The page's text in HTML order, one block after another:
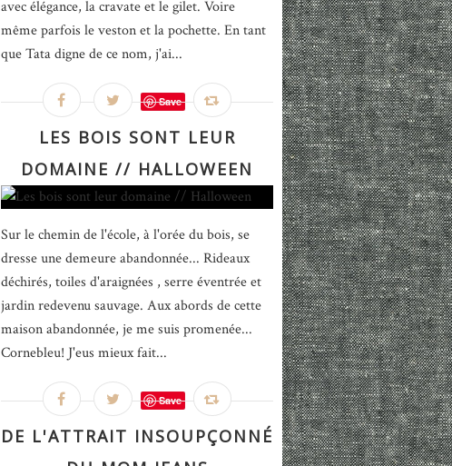
avec élégance, la cravate et le gilet. Voire
même parfois le veston et la pochette. En tant
que Tata digne de ce nom, j'ai...
Save
LES BOIS SONT LEUR
DOMAINE // HALLOWEEN
Sur le chemin de l'école, à l'orée du bois, se
dresse une demeure abandonnée... Rideaux
déchirés, toiles d'araignées , serre éventrée et
jardin redevenu sauvage. Aux abords de cette
maison abandonnée, je me suis promenée...
Cornebleu! J'eus mieux fait...
Save
DE L'ATTRAIT INSOUPÇONNÉ